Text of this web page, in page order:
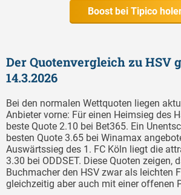
Boost bei Tipico
Der Quotenvergleich zu HSV
14.3.2026
Bei den normalen Wettquoten liegen
Anbieter vorne: Für einen Heimsieg des
beste Quote 2.10 bei Bet365. Ein
besten Quote 3.65 bei Winamax
Auswärtssieg des 1. FC Köln liegt die
3.30 bei ODDSET. Diese Quoten zeigen,
Buchmacher den HSV zwar als leichten
gleichzeitig aber auch mit einer offenen